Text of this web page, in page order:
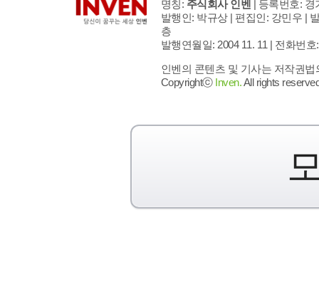
명칭: 주식회사 인벤 | 등록번호: 경
발행인: 박규상 | 편집인: 강민우 |
층
발행연월일: 2004 11. 11 | 전화번호
인벤의 콘텐츠 및 기사는 저작권
Copyrightⓒ Inven.All rights